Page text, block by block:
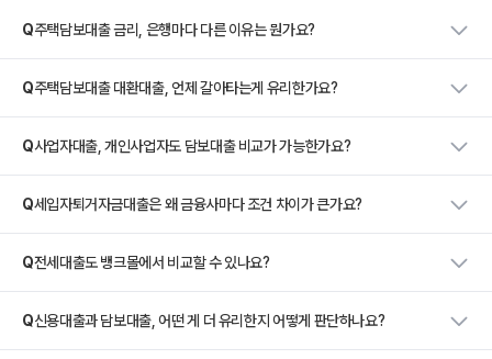
Q주택담보대출 금리, 은행마다 다른 이유는 뭔가요?
Q주택담보대출 대환대출, 언제 갈아타는게 유리한가요?
Q사업자대출, 개인사업자도 담보대출 비교가 가능한가요?
Q세입자퇴거자금대출은 왜 금융사마다 조건 차이가 큰가요?
Q전세대출도 뱅크몰에서 비교할 수 있나요?
Q신용대출과 담보대출, 어떤 게 더 유리한지 어떻게 판단하나요?